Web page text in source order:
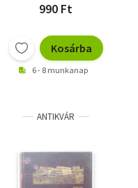
990 Ft
Kosárba
6 - 8 munkanap
ANTIKVÁR